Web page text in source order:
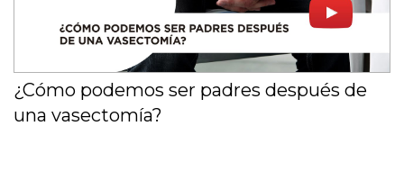
¿Cómo podemos ser padres después de
una vasectomía?